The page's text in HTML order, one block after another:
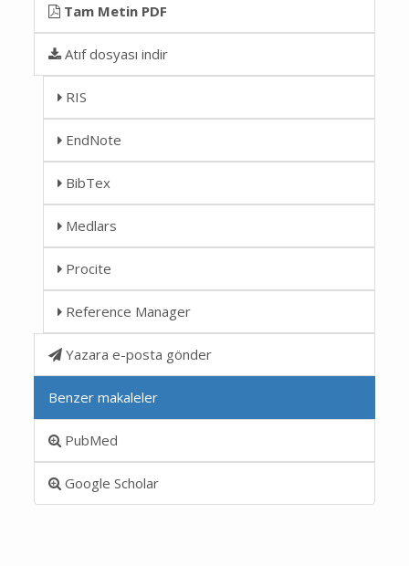
Tam Metin PDF
Atıf dosyası indir
RIS
EndNote
BibTex
Medlars
Procite
Reference Manager
Yazara e-posta gönder
Benzer makaleler
PubMed
Google Scholar